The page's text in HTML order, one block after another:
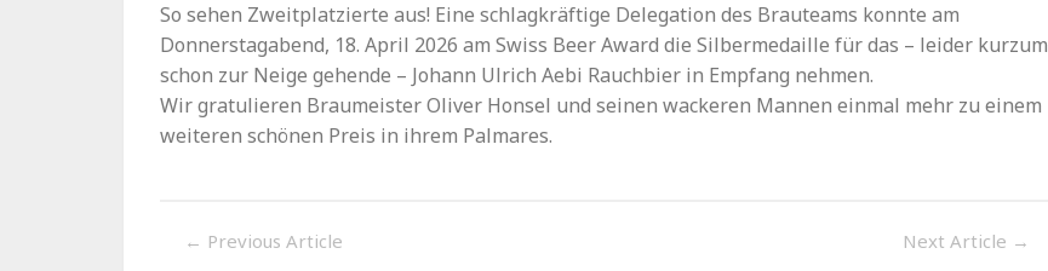
So sehen Zweitplatzierte aus! Eine schlagkräftige Delegation des Brauteams konnte am
Donnerstagabend, 18. April 2026 am Swiss Beer Award die Silbermedaille für das – leider kurzum
schon zur Neige gehende – Johann Ulrich Aebi Rauchbier in Empfang nehmen.
Wir gratulieren Braumeister Oliver Honsel und seinen wackeren Mannen einmal mehr zu einem
weiteren schönen Preis in ihrem Palmares.
← Previous Article Next Article →